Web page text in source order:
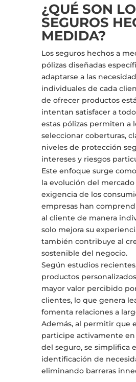
¿QUÉ SON
SEGUROS
MEDIDA?
Los seguros hechos a
pólizas diseñadas
adaptarse a las
individuales de cada
de ofrecer productos
intentan satisfacer a
estas pólizas permiten a
seleccionar coberturas,
niveles de protección
intereses y riesgos
Este enfoque surge
la evolución del
exigencia de los
empresas han
al cliente de manera
solo mejora su
también contribuye al
sostenible del negocio.
Según estudios
productos
mayor valor percibido
clientes, lo que genera
fomenta relaciones a
Además, al permitir que
participe activamente en
del seguro, se simplifica
identificación de
eliminando barreras